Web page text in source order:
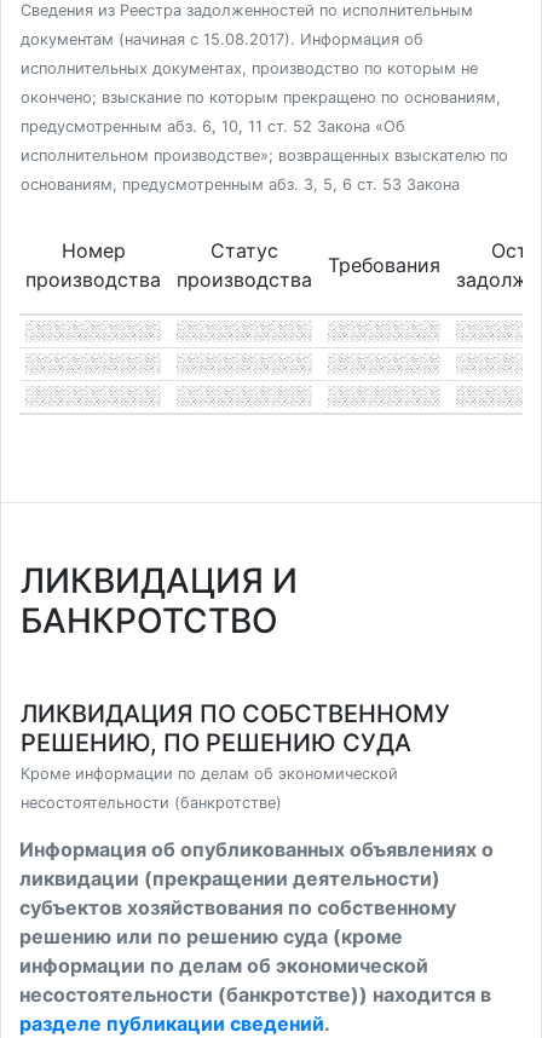
Сведения из Реестра задолженностей по исполнительным
документам (начиная с 15.08.2017). Информация об
исполнительных документах, производство по которым не
окончено; взыскание по которым прекращено по основаниям,
предусмотренным абз. 6, 10, 11 ст. 52 Закона «Об
исполнительном производстве»; возвращенных взыскателю по
основаниям, предусмотренным абз. 3, 5, 6 ст. 53 Закона
Номер
производства
Статус
производства
Требования
ЛИКВИДАЦИЯ И
БАНКРОТСТВО
ЛИКВИДАЦИЯ ПО СОБСТВЕННОМУ
РЕШЕНИЮ, ПО РЕШЕНИЮ СУДА
Кроме информации по делам об экономической
несостоятельности (банкротстве)
Информация об опубликованных объявлениях о
ликвидации (прекращении деятельности)
субъектов хозяйствования по собственному
решению или по решению суда (кроме
информации по делам об экономической
несостоятельности (банкротстве)) находится в
разделе публикации сведений.